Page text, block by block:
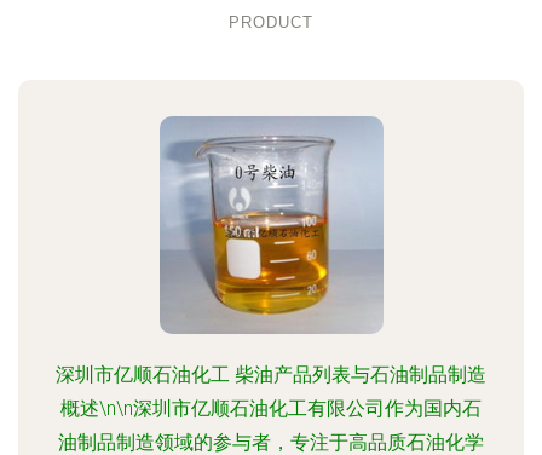
PRODUCT
深圳市亿顺石油化工 柴油产品列表与石油制品制造
概述\n\n深圳市亿顺石油化工有限公司作为国内石
油制品制造领域的参与者，专注于高品质石油化学